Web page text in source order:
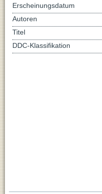
Erscheinungsdatum
Autoren
Titel
DDC-Klassifikation